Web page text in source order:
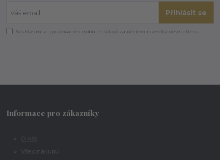
Přihlásit se
Souhlasím se zpracováním osobních údajů za účelem rozesílky newsletteru.
Informace pro zákazníky
O nás
Vše o nákupu